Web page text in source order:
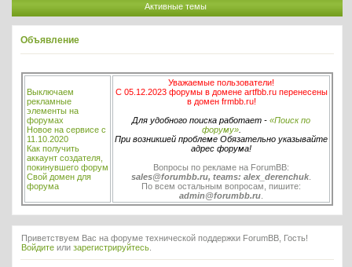
Активные темы
Объявление
Выключаем
рекламные
элементы на
форумах
Новое на сервисе с
11.10.2020
Как получить
аккаунт создателя,
покинувшего форум
Свой домен для
форума
Уважаемые пользователи!
С 05.12.2023 форумы в домене artfbb.ru перенесены
в домен frmbb.ru!
Для удобного поиска работает - «Поиск по
форуму».
При возникшей проблеме Обязательно указывайте
адрес форума!
Вопросы по рекламе на ForumBB:
sales@forumbb.ru, teams: alex_derenchuk
По всем остальным вопросам, пишите:
admin@forumbb.ru
Приветствуем Вас на форуме технической поддержки ForumBB, Гость!
Войдите или зарегистрируйтесь